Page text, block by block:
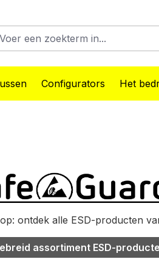
Configurators Het
ontdek alle ESD-producten
assortiment ESD-